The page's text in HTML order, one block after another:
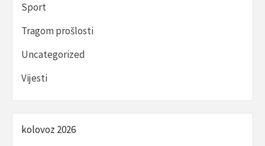
Sport
Tragom prošlosti
Uncategorized
Vijesti
kolovoz 2026